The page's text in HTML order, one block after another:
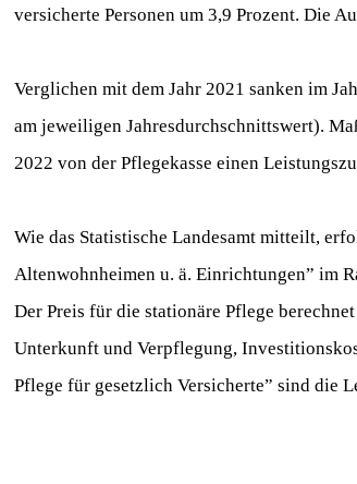
versicherte Personen um 3,9 Prozent. Die
Verglichen mit dem Jahr 2021 sanken im
am jeweiligen Jahresdurchschnittswert).
2022 von der Pflegekasse einen
Wie das Statistische Landesamt mitteilt,
Altenwohnheimen u. ä. Einrichtungen” im
Der Preis für die stationäre Pflege
Unterkunft und Verpflegung,
Pflege für gesetzlich Versicherte” sind die